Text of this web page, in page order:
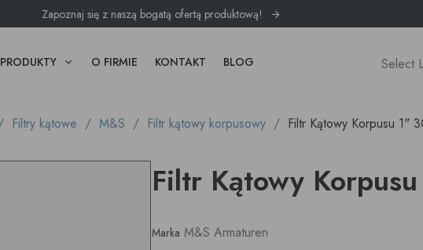
Zapoznaj się z naszą bogatą ofertą produktową!
PRODUKTY O FIRMIE KONTAKT BLOG Select
Filtry kątowe M&S Filtr kątowy korpusowy Filtr Kątowy Korpusu 1"
Filtr Kątowy
Marka M&S Armaturen